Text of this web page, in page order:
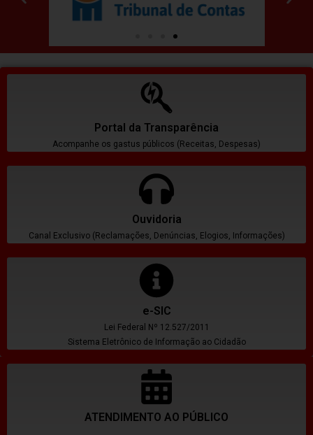
Portal da Transparência
Acompanhe os gastus públicos (Receitas, Despesas)
Ouvidoria
Canal Exclusivo (Reclamações, Denúncias, Elogios, Informações)
e-SIC
Lei Federal Nº 12.527/2011
Sistema Eletrônico de Informação ao Cidadão
ATENDIMENTO AO PÚBLICO